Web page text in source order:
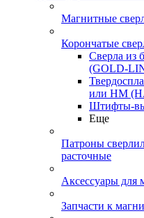
Магнитные
Корончатые
Сверла из
(GOLD-
или HM
Штифты-
Еще
Патроны
расточные
Аксессуары для
Запчасти к